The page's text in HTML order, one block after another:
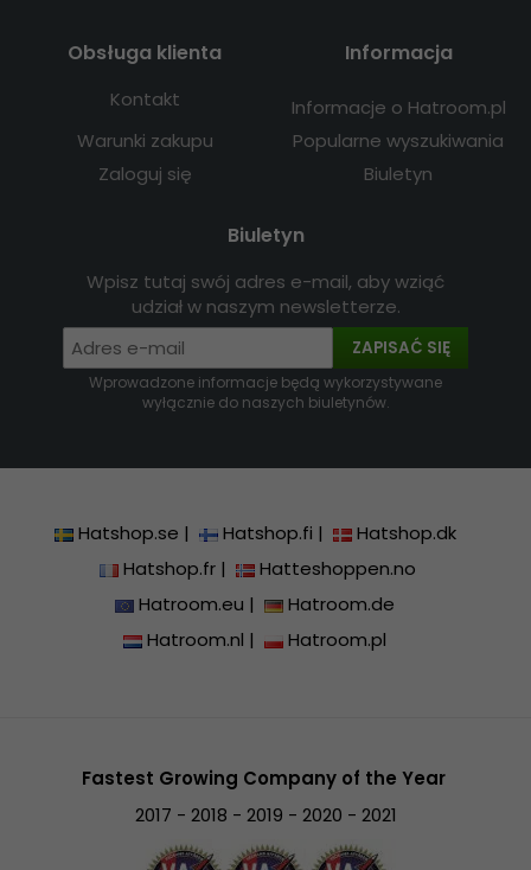
Obsługa klienta
Kontakt
Warunki zakupu
Zaloguj się
Informacja
Informacje o Hatroom.pl
Popularne wyszukiwania
Biuletyn
Biuletyn
Wpisz tutaj swój adres e-mail, aby wziąć
udział w naszym newsletterze.
ZAPISAĆ SIĘ
Wprowadzone informacje będą wykorzystywane
wyłącznie do naszych biuletynów.
Hatshop.se | Hatshop.fi |
Hatshop.dk
Hatshop.fr|
Hatteshoppen.no
Hatroom.eu |
Hatroom.de
Hatroom.nl | Hatroom.pl
Fastest Growing Company of the Year
2017 - 2018 - 2019 - 2020 - 2021